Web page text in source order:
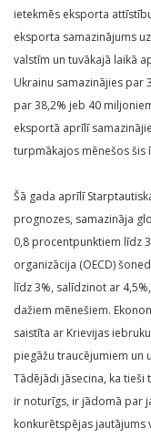
ietekmēs eksporta
eksporta samazinājums
valstīm un tuvākajā laikā
Ukrainu samazinājies par
par 38,2% jeb 40
eksportā aprīlī
turpmākajos mēnešos šis
Šā gada aprīlī
prognozes, samazināja
0,8 procentpunktiem līdz
organizācija (OECD)
līdz 3%, salīdzinot ar
dažiem mēnešiem.
saistīta ar Krievijas
piegāžu traucējumiem un
Tādējādi jāsecina, ka
ir noturīgs, ir jādomā par
konkurētspējas jautājums